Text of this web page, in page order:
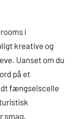
i
kreative og
Uanset om du
på et
fængselscelle
smag.